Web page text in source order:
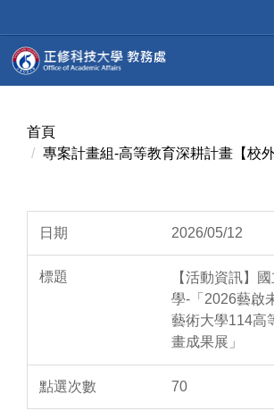
到
主
要
首頁
專案計畫組-高等教育深耕計畫【校外
2026/05/12
【活動資訊】
學-「2026藝啟
藝術大學114高
畫成果展」
70